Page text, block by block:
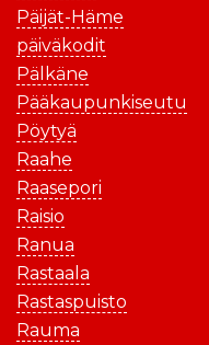
Päijät-Häme
päiväkodit
Pälkäne
Pääkaupunkiseutu
Pöytyä
Raahe
Raasepori
Raisio
Ranua
Rastaala
Rastaspuisto
Rauma